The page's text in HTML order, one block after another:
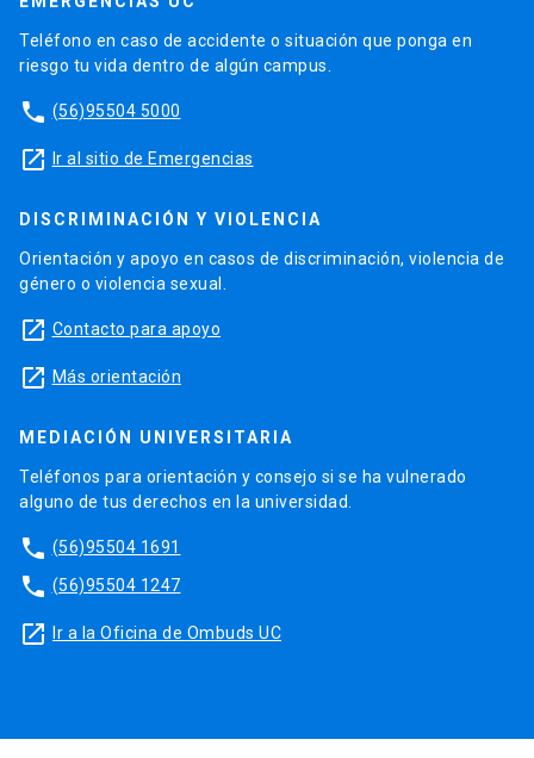
Teléfono en caso de accidente o situación que ponga en
riesgo tu vida dentro de algún campus.
phone (56)95504 5000
launch Ir al sitio de Emergencias
DISCRIMINACIÓN Y VIOLENCIA
Orientación y apoyo en casos de discriminación, violencia de
género o violencia sexual.
launch Contacto para apoyo
launch Más orientación
MEDIACIÓN UNIVERSITARIA
Teléfonos para orientación y consejo si se ha vulnerado
alguno de tus derechos en la universidad.
phone (56)95504 1691
phone (56)95504 1247
launch Ir a la Oficina de Ombuds UC